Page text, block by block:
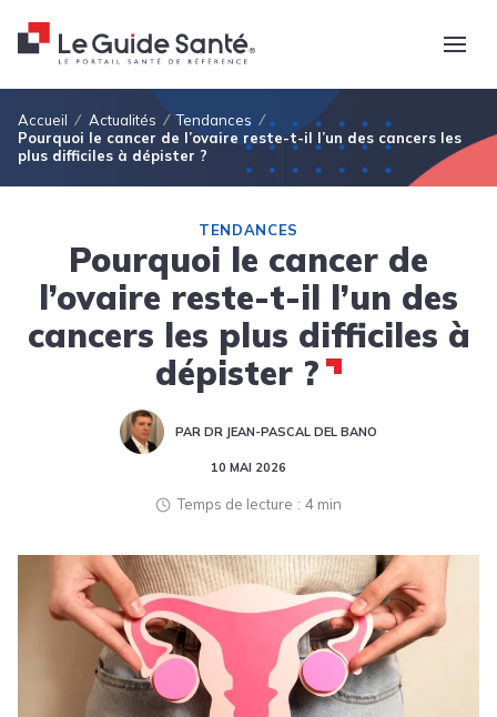
Fil d'Ariane
Accueil Actualités
Tendances
Pourquoi le cancer de l’ovaire reste-t-il l’un des cancers les
plus difficiles à dépister ?
TENDANCES
Pourquoi le cancer de
l’ovaire reste-t-il l’un des
cancers les plus difficiles à
dépister ?
PAR DR JEAN-PASCAL DEL BANO
10 MAI 2026
Temps de lecture 4 min